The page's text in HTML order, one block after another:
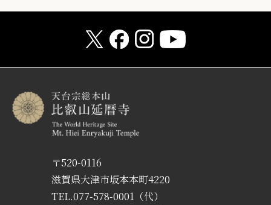
〒520-0116
滋賀県大津市坂本本町4220
TEL.077-578-0001（代）